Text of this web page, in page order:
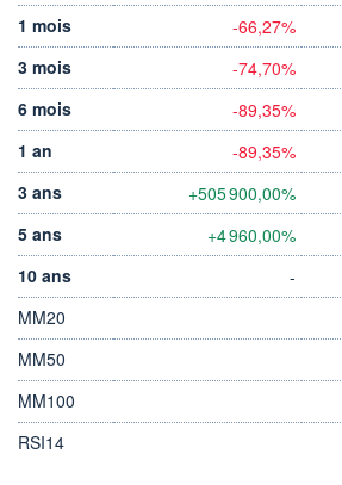
1 mois
-66,27%
3 mois
-74,70%
6 mois
-89,35%
1 an
-89,35%
3 ans
+505 900,00%
5 ans
+4 960,00%
10 ans
-
MM20
MM50
MM100
RSI14